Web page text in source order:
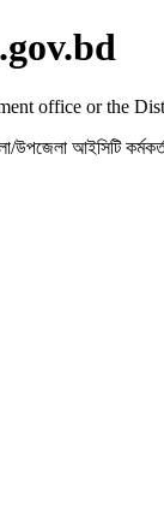
office or the
উপজেলা আইসিটি